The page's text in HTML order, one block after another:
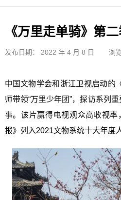
学会简介
章程制度
领导成员
理事名单
专家委员会
学术专家
学会会标
学会年鉴 学会动态
文物要闻
《万里走单骑》第
发布日期： 2022 年 4 月 8 日 浏
中国文物学会和浙江卫视启动
师带领“万里少年团”，探访系列
事。该片赢得电视观众高收视
报》列入2021文物系统十大年度